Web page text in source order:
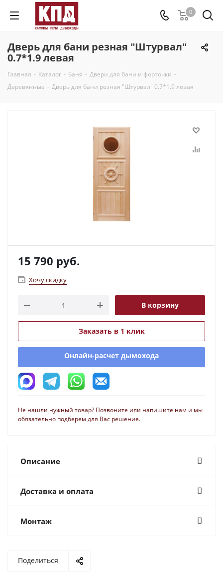
0
Дверь для бани резная "Штурвал"
0.7*1.9 левая
Главная - Каталог - Баня - Двери для бани и форточки -
Деревянные - Дверь для бани резная "Штурвал" 0.7*1.9 левая
15 790 руб.
Хочу скидку
В корзину
Заказать в 1 клик
Онлайн-расчет дымохода
Не нашли нужный товар? Позвоните или напишите нам и мы
обязательно подберем для Вас решение.
Описание
Доставка и оплата
Монтаж
Поделиться